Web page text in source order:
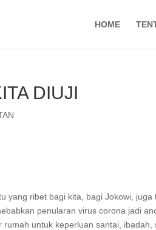
HOME
DIUJI
yang ribet bagi kita, bagi Jokowi, juga
penularan virus corona jadi
rumah untuk keperluan santai,